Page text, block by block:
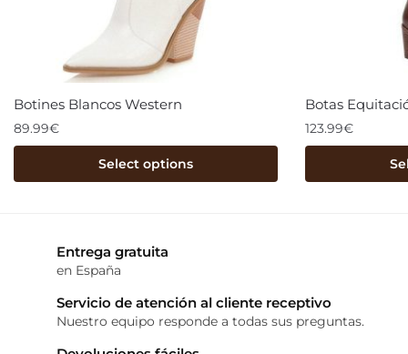
Botines Blancos Western
89.99€
Select options
Botas
123.99€
Entrega gratuita
en España
Servicio de atención al cliente receptivo
Nuestro equipo responde a todas sus preguntas.